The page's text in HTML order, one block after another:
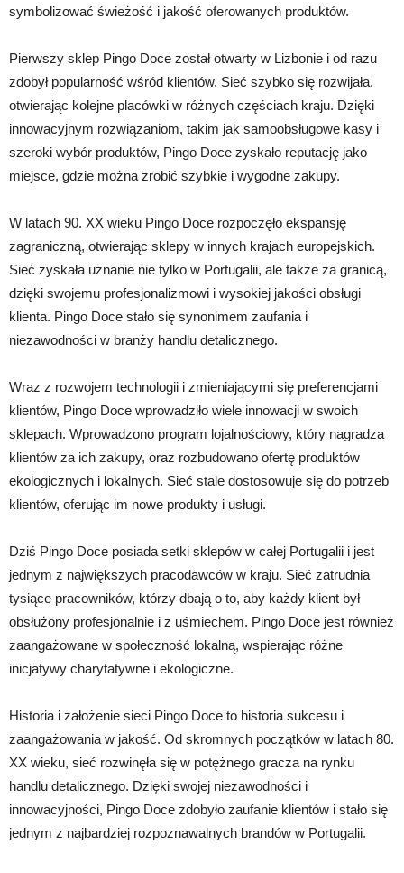
symbolizować świeżość i jakość oferowanych produktów.
Pierwszy sklep Pingo Doce został otwarty w Lizbonie i od razu
zdobył popularność wśród klientów. Sieć szybko się rozwijała,
otwierając kolejne placówki w różnych częściach kraju. Dzięki
innowacyjnym rozwiązaniom, takim jak samoobsługowe kasy i
szeroki wybór produktów, Pingo Doce zyskało reputację jako
miejsce, gdzie można zrobić szybkie i wygodne zakupy.
W latach 90. XX wieku Pingo Doce rozpoczęło ekspansję
zagraniczną, otwierając sklepy w innych krajach europejskich.
Sieć zyskała uznanie nie tylko w Portugalii, ale także za granicą,
dzięki swojemu profesjonalizmowi i wysokiej jakości obsługi
klienta. Pingo Doce stało się synonimem zaufania i
niezawodności w branży handlu detalicznego.
Wraz z rozwojem technologii i zmieniającymi się preferencjami
klientów, Pingo Doce wprowadziło wiele innowacji w swoich
sklepach. Wprowadzono program lojalnościowy, który nagradza
klientów za ich zakupy, oraz rozbudowano ofertę produktów
ekologicznych i lokalnych. Sieć stale dostosowuje się do potrzeb
klientów, oferując im nowe produkty i usługi.
Dziś Pingo Doce posiada setki sklepów w całej Portugalii i jest
jednym z największych pracodawców w kraju. Sieć zatrudnia
tysiące pracowników, którzy dbają o to, aby każdy klient był
obsłużony profesjonalnie i z uśmiechem. Pingo Doce jest również
zaangażowane w społeczność lokalną, wspierając różne
inicjatywy charytatywne i ekologiczne.
Historia i założenie sieci Pingo Doce to historia sukcesu i
zaangażowania w jakość. Od skromnych początków w latach 80.
XX wieku, sieć rozwinęła się w potężnego gracza na rynku
handlu detalicznego. Dzięki swojej niezawodności i
innowacyjności, Pingo Doce zdobyło zaufanie klientów i stało się
jednym z najbardziej rozpoznawalnych brandów w Portugalii.